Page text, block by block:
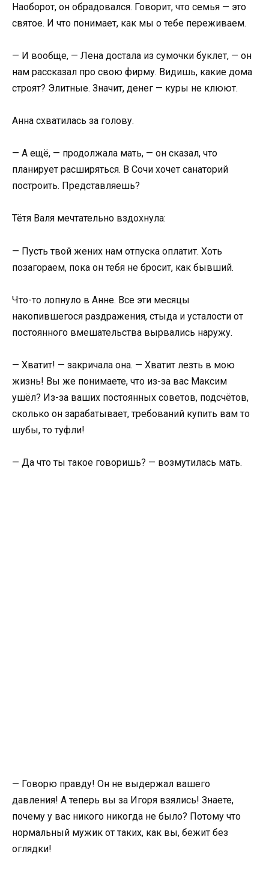
Наоборот, он обрадовался. Говорит, что семья — это
святое. И что понимает, как мы о тебе переживаем.
— И вообще, — Лена достала из сумочки буклет, — он
нам рассказал про свою фирму. Видишь, какие дома
строят? Элитные. Значит, денег — куры не клюют.
Анна схватилась за голову.
— А ещё, — продолжала мать, — он сказал, что
планирует расширяться. В Сочи хочет санаторий
построить. Представляешь?
Тётя Валя мечтательно вздохнула:
— Пусть твой жених нам отпуска оплатит. Хоть
позагораем, пока он тебя не бросит, как бывший.
Что-то лопнуло в Анне. Все эти месяцы
накопившегося раздражения, стыда и усталости от
постоянного вмешательства вырвались наружу.
— Хватит! — закричала она. — Хватит лезть в мою
жизнь! Вы же понимаете, что из-за вас Максим
ушёл? Из-за ваших постоянных советов, подсчётов,
сколько он зарабатывает, требований купить вам то
шубы, то туфли!
— Да что ты такое говоришь? — возмутилась мать.
— Говорю правду! Он не выдержал вашего
давления! А теперь вы за Игоря взялись! Знаете,
почему у вас никого никогда не было? Потому что
нормальный мужик от таких, как вы, бежит без
оглядки!